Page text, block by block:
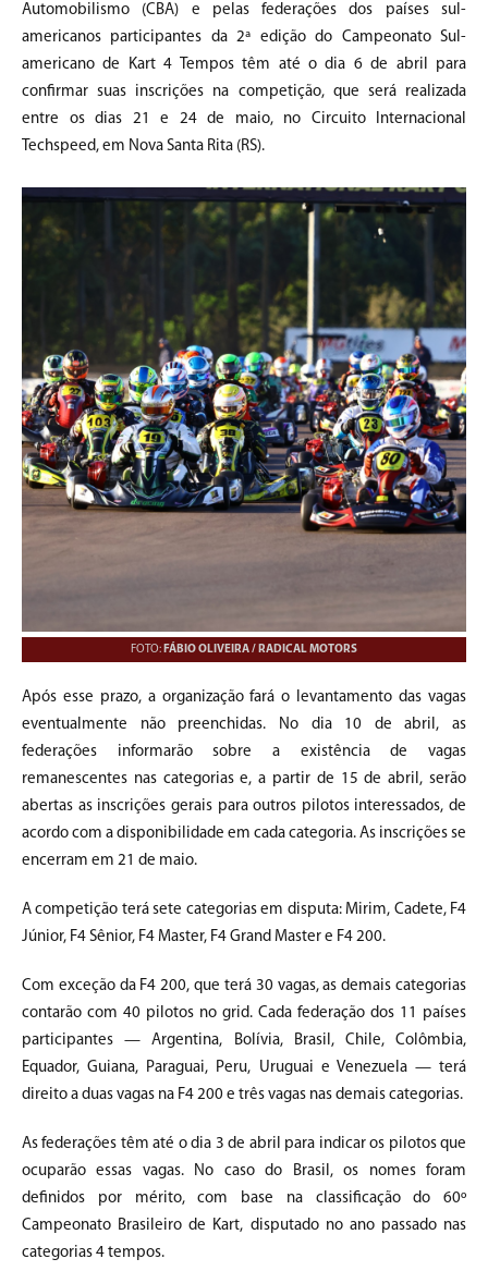
Automobilismo (CBA) e pelas federações dos países sul-
americanos participantes da 2ª edição do Campeonato Sul-
americano de Kart 4 Tempos têm até o dia 6 de abril para
confirmar suas inscrições na competição, que será realizada
entre os dias 21 e 24 de maio, no Circuito Internacional
Techspeed, em Nova Santa Rita (RS).
FOTO: FÁBIO OLIVEIRA / RADICAL MOTORS
Após esse prazo, a organização fará o levantamento das vagas
eventualmente não preenchidas. No dia 10 de abril, as
federações informarão sobre a existência de vagas
remanescentes nas categorias e, a partir de 15 de abril, serão
abertas as inscrições gerais para outros pilotos interessados, de
acordo com a disponibilidade em cada categoria. As inscrições se
encerram em 21 de maio.
A competição terá sete categorias em disputa: Mirim, Cadete, F4
Júnior, F4 Sênior, F4 Master, F4 Grand Master e F4 200.
Com exceção da F4 200, que terá 30 vagas, as demais categorias
contarão com 40 pilotos no grid. Cada federação dos 11 países
participantes — Argentina, Bolívia, Brasil, Chile, Colômbia,
Equador, Guiana, Paraguai, Peru, Uruguai e Venezuela — terá
direito a duas vagas na F4 200 e três vagas nas demais categorias.
As federações têm até o dia 3 de abril para indicar os pilotos que
ocuparão essas vagas. No caso do Brasil, os nomes foram
definidos por mérito, com base na classificação do 60º
Campeonato Brasileiro de Kart, disputado no ano passado nas
categorias 4 tempos.